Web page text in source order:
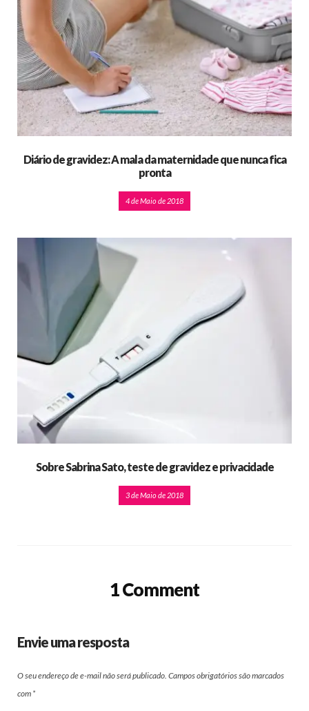
Diário de gravidez: A mala da maternidade que nunca fica
pronta
4 de Maio de 2018
Sobre Sabrina Sato, teste de gravidez e privacidade
3 de Maio de 2018
1 Comment
Envie uma resposta
O seu endereço de e-mail não será publicado. Campos obrigatórios são marcados
com *